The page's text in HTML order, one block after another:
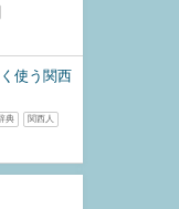
使う関西
典
関西人